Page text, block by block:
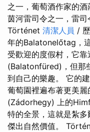
之一，葡萄酒作家的
茵河雷司令之一，雷
Történet 清潔人員 /
年的Balatonelőtag，
受歡迎的度假村，它
(Balatonfüred)，但那
到自己的樂趣。 它的
葡萄園裡遍布著更美
(Zádorhegy) 上的
特的全景，這就是紮
傑出自然價值。